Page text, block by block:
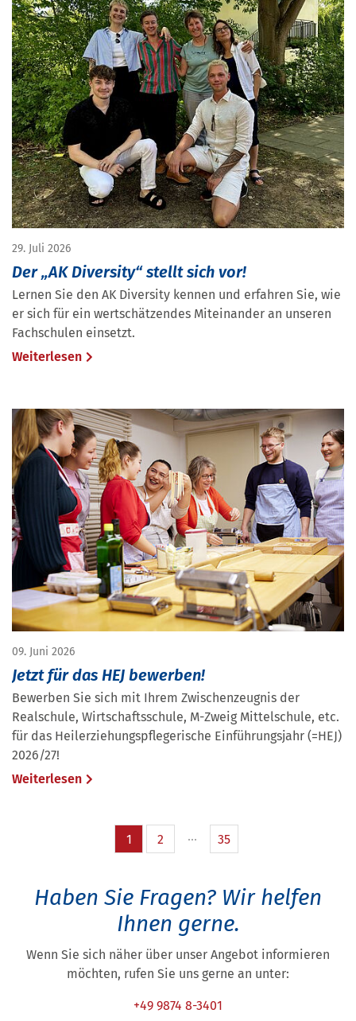
29. Juli 2026
Der „AK Diversity“ stellt sich vor!
Lernen Sie den AK Diversity kennen und erfahren Sie, wie
er sich für ein wertschätzendes Miteinander an unseren
Fachschulen einsetzt.
Weiterlesen
09. Juni 2026
Jetzt für das HEJ bewerben!
Bewerben Sie sich mit Ihrem Zwischenzeugnis der
Realschule, Wirtschaftsschule, M-Zweig Mittelschule, etc.
für das Heilerziehungspflegerische Einführungsjahr (=HEJ)
2026/27!
Weiterlesen
1 2 35
Haben Sie Fragen? Wir helfen
Ihnen gerne.
Wenn Sie sich näher über unser Angebot informieren
möchten, rufen Sie uns gerne an unter:
+49 9874 8-3401